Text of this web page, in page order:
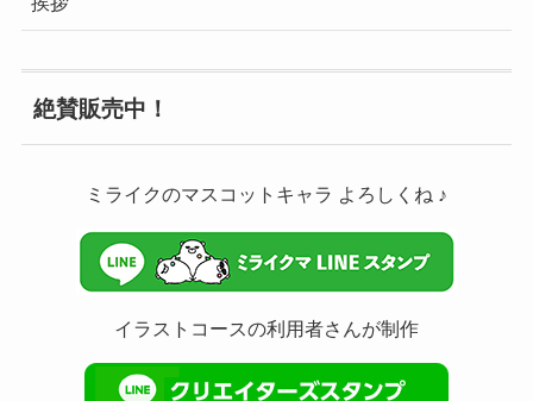
絶賛販売中！
ミライクのマスコットキャラ よろしくね ♪
イラストコースの利用者さんが制作